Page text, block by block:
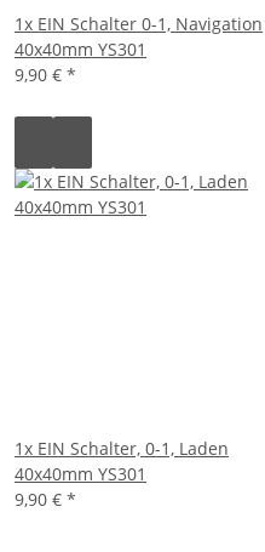
1x EIN Schalter 0-1, Navigation
40x40mm YS301
9,90 € *
1x EIN Schalter, 0-1, Laden
40x40mm YS301
9,90 € *